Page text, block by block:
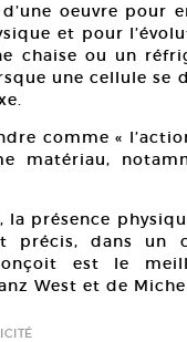
oeuvre pour
et pour
chaise ou un
une cellule se
comme «
matériau,
présence
précis, dans un
est le
West et de